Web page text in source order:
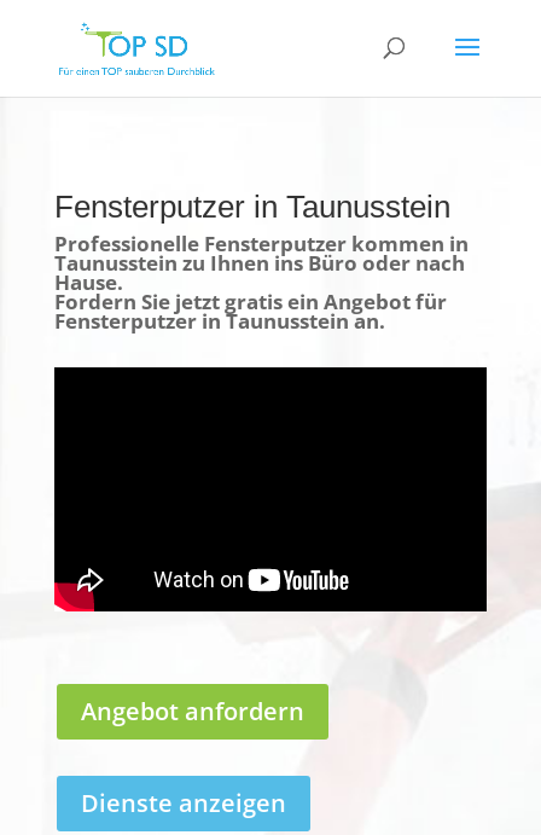
Fensterputzer in Taunusstein
Professionelle Fensterputzer kommen in
Taunusstein zu Ihnen ins Büro oder nach
Hause.
Fordern Sie jetzt gratis ein Angebot für
Fensterputzer in Taunusstein an.
Angebot anfordern
Dienste anzeigen